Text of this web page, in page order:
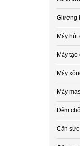
Giường
Máy hút
Máy tạo
Máy
Máy
Đệm
Cân sức